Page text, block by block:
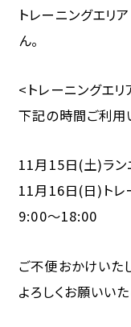
トレーニングエリ
ん。
<トレーニングエ
下記の時間ご利用
11月15日(土)ラ
11月16日(日)トレ
9:00～18:00
ご不便おかけいた
よろしくお願いいた